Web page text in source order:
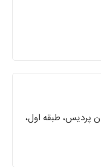
پردیس، طبقه اول،